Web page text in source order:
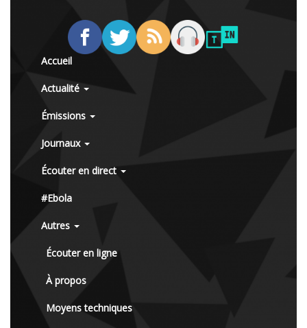
Accueil
Actualité
Émissions
Journaux
Écouter en direct
#Ebola
Autres
Écouter en ligne
À propos
Moyens techniques